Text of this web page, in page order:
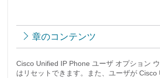
章のコンテンツ
Cisco Unified IP Phone ユーザ オプション
はリセットできます。また、ユーザが